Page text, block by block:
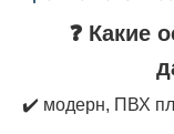
❓ Какие
✔️ модерн, ПВХ